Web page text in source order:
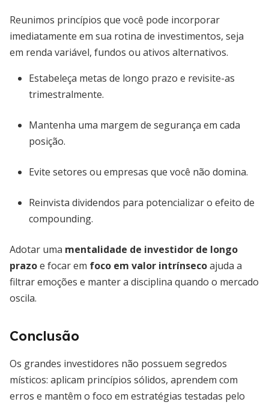
Reunimos princípios que você pode incorporar
imediatamente em sua rotina de investimentos, seja
em renda variável, fundos ou ativos alternativos.
Estabeleça metas de longo prazo e revisite-as
trimestralmente.
Mantenha uma margem de segurança em cada
posição.
Evite setores ou empresas que você não domina.
Reinvista dividendos para potencializar o efeito de
compounding.
Adotar uma mentalidade de investidor de longo
prazoe focar em foco em valor intrínsecoajuda a
filtrar emoções e manter a disciplina quando o mercado
oscila.
Conclusão
Os grandes investidores não possuem segredos
místicos: aplicam princípios sólidos, aprendem com
erros e mantêm o foco em estratégias testadas pelo